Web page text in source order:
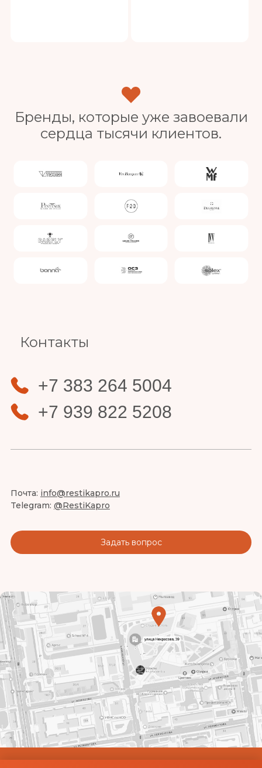
Бренды, которые уже завоевали
сердца тысячи клиентов.
Контакты
+7 383 264 5004
+7 939 822 5208
Почта: info@restikapro.ru
Telegram: @RestiKapro
Задать вопрос